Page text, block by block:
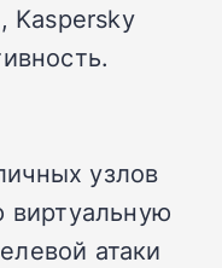
Kaspersky
узлов
виртуальную
атаки